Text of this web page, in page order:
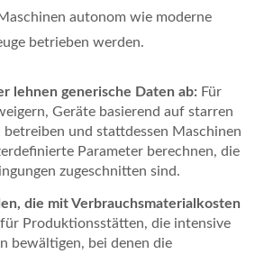
autonom wie moderne
betrieben werden.
lehnen generische Daten ab: Für
Geräte basierend auf starren
betreiben und stattdessen Maschinen
Parameter berechnen, die
zugeschnitten sind.
die mit Verbrauchsmaterialkosten
Produktionsstätten, die intensive
bewältigen, bei denen die